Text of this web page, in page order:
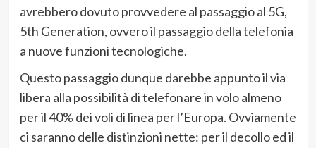
avrebbero dovuto provvedere al passaggio al 5G,
5th Generation, ovvero il passaggio della telefonia
a nuove funzioni tecnologiche.
Questo passaggio dunque darebbe appunto il via
libera alla possibilità di telefonare in volo almeno
per il 40% dei voli di linea per l’Europa. Ovviamente
ci saranno delle distinzioni nette: per il decollo ed il